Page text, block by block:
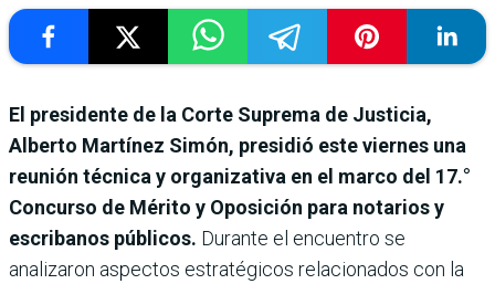
El presidente de la Corte Suprema de Justicia,
Alberto Martínez Simón, presidió este viernes una
reunión técnica y organizativa en el marco del 17.°
Concurso de Mérito y Oposición para notarios y
escribanos públicos. Durante el encuentro se
analizaron aspectos estratégicos relacionados con la